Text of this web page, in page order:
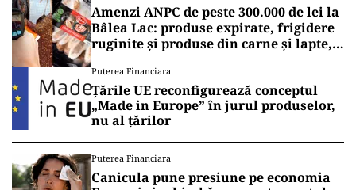
Amenzi ANPC de peste 300.000 de lei la
Bâlea Lac: produse expirate, frigidere
ruginite și produse din carne și lapte,
Puterea Financiara
Țările UE reconfigurează conceptul
„Made in Europe” în jurul produselor,
nu al țărilor
Puterea Financiara
Canicula pune presiune pe economia